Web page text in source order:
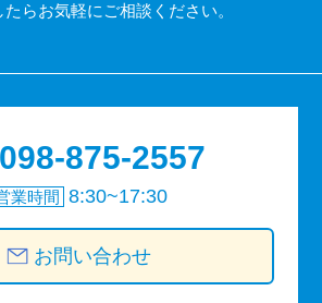
らお気軽にご相談ください。
098-875-2557
業時間 8:30~17:30
お問い合わせ